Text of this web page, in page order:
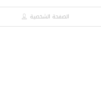
الصفحة الشخصية